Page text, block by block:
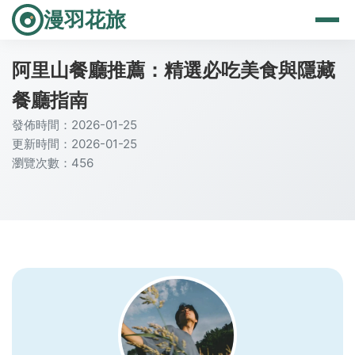
漫羽花旅
阿里山餐廳推薦：精選必吃美食與隱藏
餐廳指南
發佈時間：2026-01-25
更新時間：2026-01-25
瀏覽次數：456